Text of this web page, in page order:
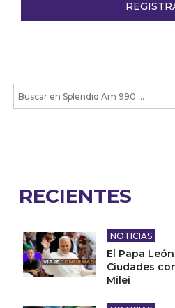
RECIENTES
NOTICIAS
El Papa
Ciudades
Milei